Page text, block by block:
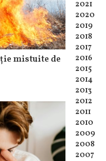
mistuite de
2021
2020
2019
2018
2017
2016
2015
2014
2013
2012
2011
2010
2009
2008
2007